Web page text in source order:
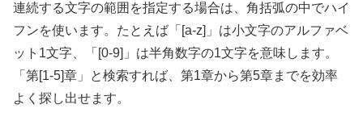
連続する文字の範囲を指定する場合は、角括弧の中でハイ
フンを使います。たとえば「[a-z]」は小文字のアルファベ
ット1文字、「[0-9]」は半角数字の1文字を意味します。
「第[1-5]章」と検索すれば、第1章から第5章までを効率
よく探し出せます。